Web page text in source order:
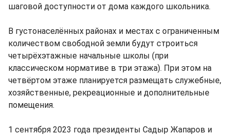
шаговой доступности от дома каждого школьника.
В густонаселённых районах и местах с ограниченным
количеством свободной земли будут строиться
четырёхэтажные начальные школы (при
классическом нормативе в три этажа). При этом на
четвёртом этаже планируется размещать служебные,
хозяйственные, рекреационные и дополнительные
помещения.
1 сентября 2023 года президенты Садыр Жапаров и